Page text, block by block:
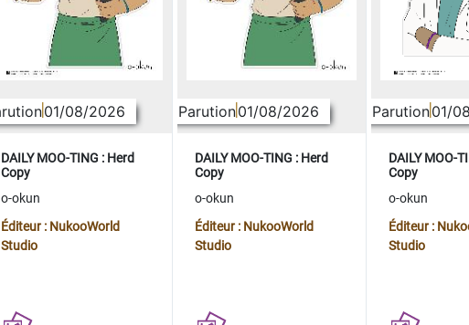
01/08/2026
DAILY MOO-TING : Herd
Copy
o-okun
Éditeur : NukooWorld
Studio
Parution01/08/2026
DAILY MOO-TING : Herd
Copy
o-okun
Éditeur : NukooWorld
Studio
Parution01/
DAILY MOO-
Copy
o-okun
Éditeur :
Studio